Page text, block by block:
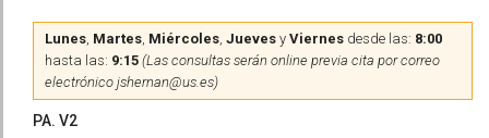
Lunes, Martes, Miércoles, Jueves y Viernes desde las: 8:00
hasta las: 9:15 (Las consultas serán online previa cita por correo
electrónico jshernan@us.es)
PA. V2